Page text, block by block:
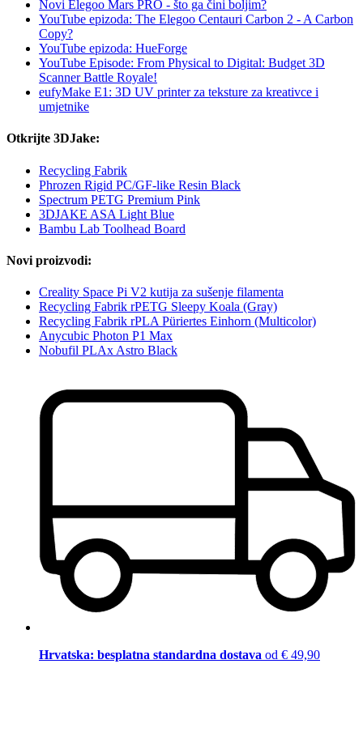
Novi Elegoo Mars PRO - što ga čini boljim?
YouTube epizoda: The Elegoo Centauri Carbon 2 - A Carbon
Copy?
YouTube epizoda: HueForge
YouTube Episode: From Physical to Digital: Budget 3D
Scanner Battle Royale!
eufyMake E1: 3D UV printer za teksture za kreativce i
umjetnike
Otkrijte 3DJake:
Recycling Fabrik
Phrozen Rigid PC/GF-like Resin Black
Spectrum PETG Premium Pink
3DJAKE ASA Light Blue
Bambu Lab Toolhead Board
Novi proizvodi:
Creality Space Pi V2 kutija za sušenje filamenta
Recycling Fabrik rPETG Sleepy Koala (Gray)
Recycling Fabrik rPLA Püriertes Einhorn (Multicolor)
Anycubic Photon P1 Max
Nobufil PLAx Astro Black
Hrvatska: besplatna standardna dostava od € 49,90